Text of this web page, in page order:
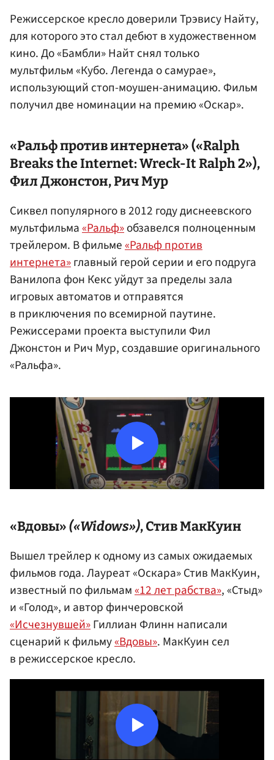
Режиссерское кресло доверили Трэвису Найту,
для которого это стал дебют в художественном
кино. До «Бамбли» Найт снял только
мультфильм «Кубо. Легенда о самурае»,
использующий стоп-моушен-анимацию. Фильм
получил две номинации на премию «Оскар».
«Ральф против интернета» («Ralph
Breaks the Internet: Wreck-It Ralph 2»),
Фил Джонстон,Рич Мур
Сиквел популярного в 2012 году диснеевского
мультфильма«Ральф»обзавелся полноценным
трейлером. В фильме«Ральф против
интернета»главный герой серии и его подруга
Ванилопа фон Кекс уйдут за пределы зала
игровых автоматов и отправятся
в приключения по всемирной паутине.
Режиссерами проекта выступили Фил
Джонстон и Рич Мур, создавшие оригинального
«Ральфа».
«Вдовы»(«Widows»),Стив МакКуин
Вышел трейлер к одному из самых ожидаемых
фильмов года. Лауреат «Оскара» Стив МакКуин,
известный по фильмам«12 лет рабства», «Стыд»
и «Голод», и автор финчеровской
«Исчезнувшей»Гиллиан Флинн написали
сценарий к фильму«Вдовы». МакКуин сел
в режиссерское кресло.